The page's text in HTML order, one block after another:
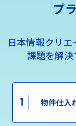
プ
日本情報クリ
課題を解決
1 物件仕入